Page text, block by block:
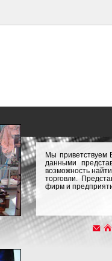
Мы приветствуем
данными
возможность
торговли.
фирм и